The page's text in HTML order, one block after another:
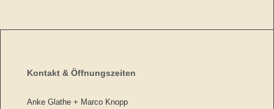
Kontakt & Öffnungszeiten
Anke Glathe + Marco Knopp